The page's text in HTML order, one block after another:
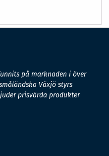
på marknaden i över
Växjö styrs
prisvärda produkter